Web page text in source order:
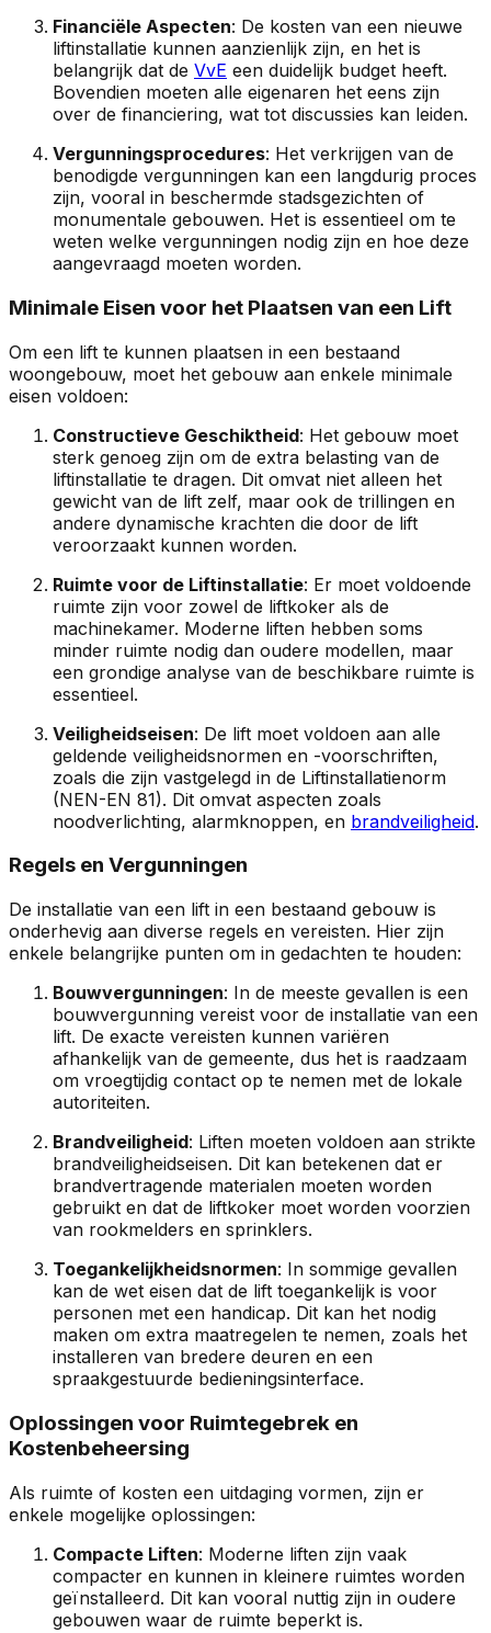
Financiële Aspecten: De kosten van een nieuwe
liftinstallatie kunnen aanzienlijk zijn, en het is
belangrijk dat de VvE een duidelijk budget heeft.
Bovendien moeten alle eigenaren het eens zijn
over de financiering, wat tot discussies kan leiden.
Vergunningsprocedures: Het verkrijgen van de
benodigde vergunningen kan een langdurig proces
zijn, vooral in beschermde stadsgezichten of
monumentale gebouwen. Het is essentieel om te
weten welke vergunningen nodig zijn en hoe deze
aangevraagd moeten worden.
Minimale Eisen voor het Plaatsen van een Lift
Om een lift te kunnen plaatsen in een bestaand
woongebouw, moet het gebouw aan enkele minimale
eisen voldoen:
Constructieve Geschiktheid: Het gebouw moet
sterk genoeg zijn om de extra belasting van de
liftinstallatie te dragen. Dit omvat niet alleen het
gewicht van de lift zelf, maar ook de trillingen en
andere dynamische krachten die door de lift
veroorzaakt kunnen worden.
Ruimte voor de Liftinstallatie: Er moet voldoende
ruimte zijn voor zowel de liftkoker als de
machinekamer. Moderne liften hebben soms
minder ruimte nodig dan oudere modellen, maar
een grondige analyse van de beschikbare ruimte is
essentieel.
Veiligheidseisen: De lift moet voldoen aan alle
geldende veiligheidsnormen en -voorschriften,
zoals die zijn vastgelegd in de Liftinstallatienorm
(NEN-EN 81). Dit omvat aspecten zoals
noodverlichting, alarmknoppen, en brandveiligheid.
Regels en Vergunningen
De installatie van een lift in een bestaand gebouw is
onderhevig aan diverse regels en vereisten. Hier zijn
enkele belangrijke punten om in gedachten te houden:
Bouwvergunningen: In de meeste gevallen is een
bouwvergunning vereist voor de installatie van een
lift. De exacte vereisten kunnen variëren
afhankelijk van de gemeente, dus het is raadzaam
om vroegtijdig contact op te nemen met de lokale
autoriteiten.
Brandveiligheid: Liften moeten voldoen aan strikte
brandveiligheidseisen. Dit kan betekenen dat er
brandvertragende materialen moeten worden
gebruikt en dat de liftkoker moet worden voorzien
van rookmelders en sprinklers.
Toegankelijkheidsnormen: In sommige gevallen
kan de wet eisen dat de lift toegankelijk is voor
personen met een handicap. Dit kan het nodig
maken om extra maatregelen te nemen, zoals het
installeren van bredere deuren en een
spraakgestuurde bedieningsinterface.
Oplossingen voor Ruimtegebrek en
Kostenbeheersing
Als ruimte of kosten een uitdaging vormen, zijn er
enkele mogelijke oplossingen:
Compacte Liften: Moderne liften zijn vaak
compacter en kunnen in kleinere ruimtes worden
geïnstalleerd. Dit kan vooral nuttig zijn in oudere
gebouwen waar de ruimte beperkt is.